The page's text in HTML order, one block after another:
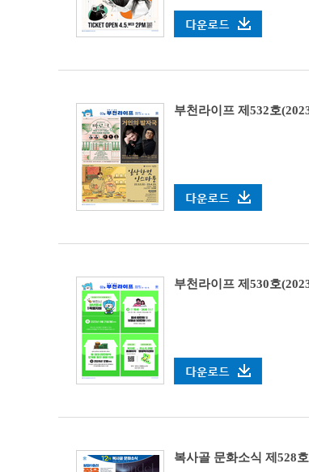
부천라이프 제532호
부천라이프 제530호
복사골 문화소식 제528